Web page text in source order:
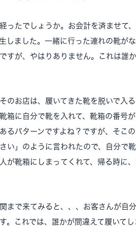
ったでしょうか。お会計を済ませて
しました。一緒に行った連れの靴が
すが、やはりありません。これは誰
のお店は、履いてきた靴を脱いで入
箱に自分で靴を入れて、靴箱の番号
るパターンですよね？ですが、そこ
い」のように言われたので、自分で
が靴箱にしまってくれて、帰る時に
まで来てみると、、、お客さんが自
。これでは、誰かが間違えて履いて